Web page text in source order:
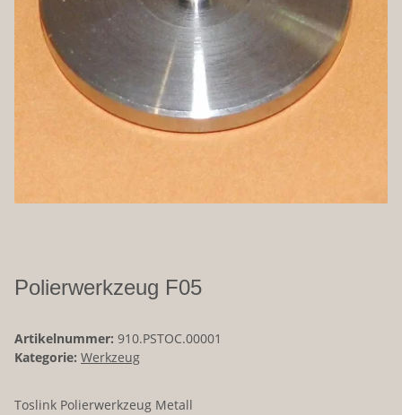
Polierwerkzeug F05
Artikelnummer: 910.PSTOC.00001
Kategorie: Werkzeug
Toslink Polierwerkzeug Metall